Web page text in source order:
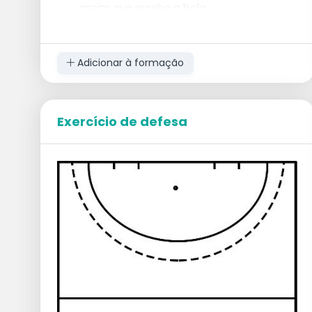
O campo pode ser estreitado.
Pontos de Atenção
O jogo deve continuar o máximo possível.
Como treinador, é útil ter bolas suficientes
à mão para apoiar o jogo.
Adicionar à formação
Exercício de defesa